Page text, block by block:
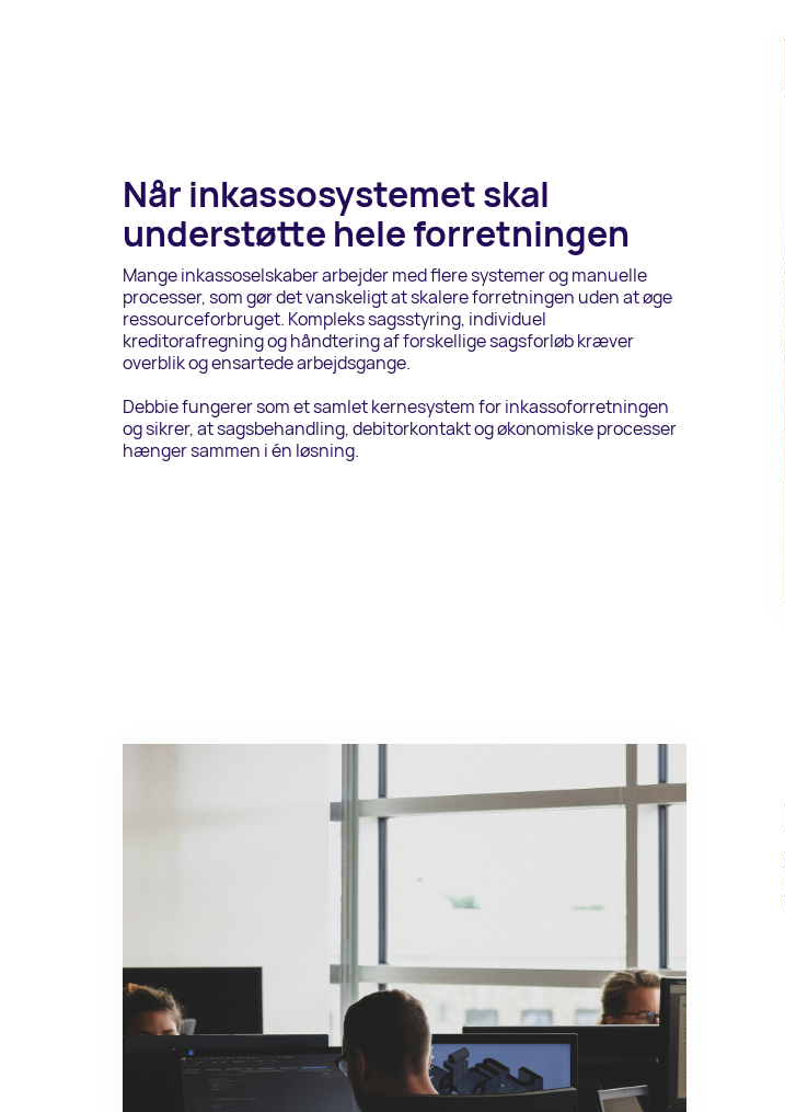
Når inkassosystemet skal
understøtte hele forretningen
Mange inkassoselskaber arbejder med flere systemer og manuelle
processer, som gør det vanskeligt at skalere forretningen uden at øge
ressourceforbruget. Kompleks sagsstyring, individuel
kreditorafregning og håndtering af forskellige sagsforløb kræver
overblik og ensartede arbejdsgange.
Debbie fungerer som et samlet kernesystem for inkassoforretningen
og sikrer, at sagsbehandling, debitorkontakt og økonomiske processer
hænger sammen i én løsning.